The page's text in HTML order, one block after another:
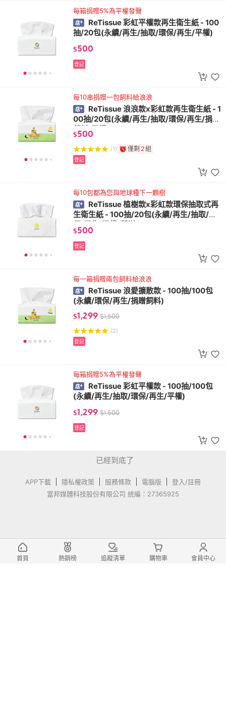
每箱捐贈5%為平權發聲
ReTissue 彩虹平權款再生衛生紙 - 100
抽/20包(永續/再生/抽取/環保/再生/平權)
$500
登記
每10串捐贈一包飼料給浪浪
ReTissue 浪浪款x彩虹款再生衛生紙 - 1
00抽/20包(永續/再生/抽取/環保/再生/捐贈
飼料/平權)
$500
(1) 僅剩 2組
登記
每10包都為您與地球種下一顆樹
ReTissue 植樹款x彩虹款環保抽取式再
生衛生紙 - 100抽/20包(永續/再生/抽取/環
保/再生/平權/種樹)
$500
登記
每一箱捐贈兩包飼料給浪浪
ReTissue 浪愛擴散款 - 100抽/100包
(永續/環保/再生/捐贈飼料)
$1,299 $1,500
(2)
登記
每箱捐贈5%為平權發聲
ReTissue 彩虹平權款 - 100抽/100包
(永續/再生/抽取/環保/再生/平權)
$1,299 $1,500
登記
已經到底了
APP下載 隱私權政策 服務條款 電腦版
登入/註冊
富邦媒體科技股份有限公司 統編：27365925
首頁 熱銷榜 追蹤清單 購物車 會員中心